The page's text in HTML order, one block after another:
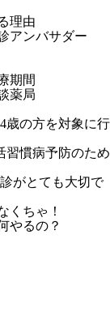
歳の方を対象に行
習慣病予防のため
がとても大切で